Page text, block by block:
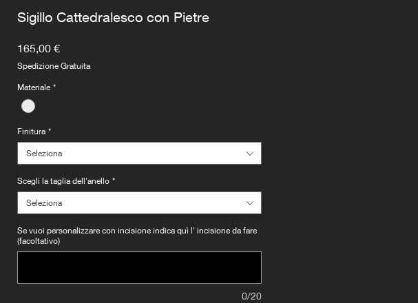
Sigillo Cattedralesco con Pietre
165,00 €Prezzo
Spedizione Gratuita
Materiale *
Finitura *
Seleziona
Scegli la taglia dell'anello *
Seleziona
Se vuoi personalizzare con incisione indica quì l' incisione da fare
(facoltativo)
0/20